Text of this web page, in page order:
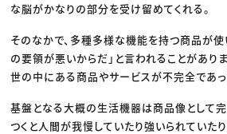
な脳がかなりの部分を受け留めてくれる。
そのなかで、多種多様な機能を持つ商品が使
の要領が悪いからだ」と言われることがありま
世の中にある商品やサービスが不完全であっ
基盤となる大概の生活機器は商品像として
つくと人間が我慢していたり強いられていた